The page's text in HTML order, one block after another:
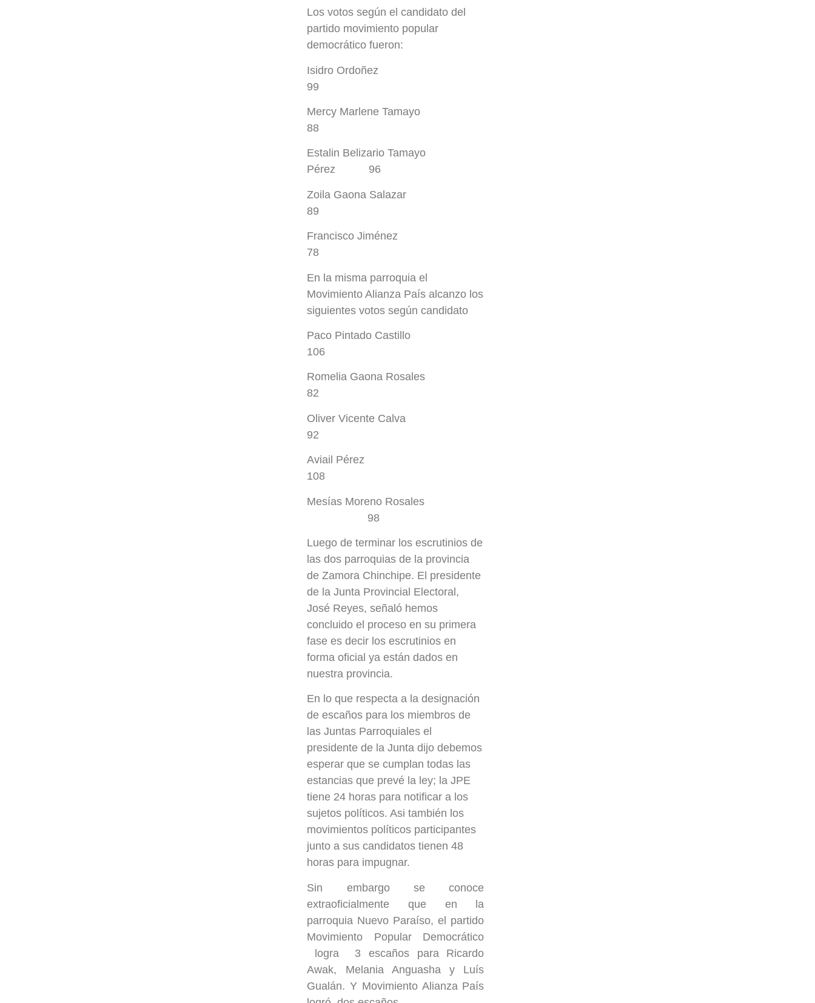
Los votos según el candidato del
partido movimiento popular
democrático fueron:
Isidro Ordoñez
99
Mercy Marlene Tamayo
88
Estalin Belizario Tamayo
Pérez 96
Zoila Gaona Salazar
89
Francisco Jiménez
78
En la misma parroquia el
Movimiento Alianza País alcanzo los
siguientes votos según candidato
Paco Pintado Castillo
106
Romelia Gaona Rosales
82
Oliver Vicente Calva
92
Aviail Pérez
108
Mesías Moreno Rosales
98
Luego de terminar los escrutinios de
las dos parroquias de la provincia
de Zamora Chinchipe. El presidente
de la Junta Provincial Electoral,
José Reyes, señaló hemos
concluido el proceso en su primera
fase es decir los escrutinios en
forma oficial ya están dados en
nuestra provincia.
En lo que respecta a la designación
de escaños para los miembros de
las Juntas Parroquiales el
presidente de la Junta dijo debemos
esperar que se cumplan todas las
estancias que prevé la ley; la JPE
tiene 24 horas para notificar a los
sujetos políticos. Asi también los
movimientos políticos participantes
junto a sus candidatos tienen 48
horas para impugnar.
Sin embargo se conoce
extraoficialmente que en la
parroquia Nuevo Paraíso, el partido
Movimiento Popular Democrático
logra 3 escaños para Ricardo
Awak, Melania Anguasha y Luís
Gualán. Y Movimiento Alianza País